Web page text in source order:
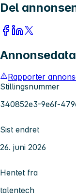
Del
Annonsedata
Rapporter
Stillingsnummer
340852e3-9e6f-
Sist endret
26. juni 2026
Hentet fra
talentech